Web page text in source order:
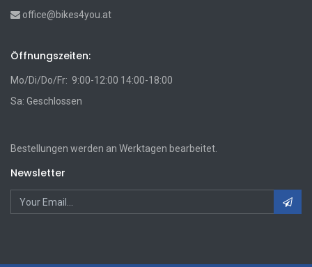
office@bikes4you.at
Öffnungszeiten:
Mo/Di/Do/Fr: 9:00-12:00 14:00-18:00
Sa: Geschlossen
Bestellungen werden an Werktagen bearbeitet.
Newsletter